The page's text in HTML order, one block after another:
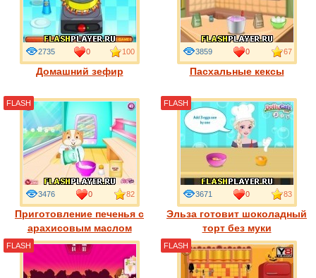
Домашний зефир
2735 0 100
Пасхальные кексы
3859 0 67
Приготовление печенья с
арахисовым маслом
3476 0 82
FLASH
Эльза готовит шоколадный
торт без муки
3671 0 83
FLASH
FLASH FLASH